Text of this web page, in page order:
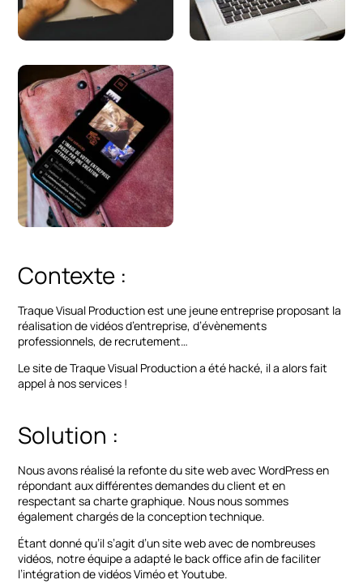
Contexte :
Traque Visual Production est une jeune entreprise proposant la
réalisation de vidéos d’entreprise, d’évènements
professionnels, de recrutement…
Le site de Traque Visual Production a été hacké, il a alors fait
appel à nos services !
Solution :
Nous avons réalisé la refonte du site web avec WordPress en
répondant aux différentes demandes du client et en
respectant sa charte graphique. Nous nous sommes
également chargés de la conception technique.
Étant donné qu’il s’agit d’un site web avec de nombreuses
vidéos, notre équipe a adapté le back office afin de faciliter
l’intégration de vidéos Viméo et Youtube.